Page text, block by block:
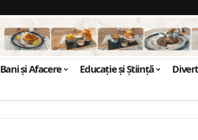
Bani și Afacere Educație și Știință